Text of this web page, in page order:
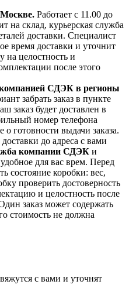
Москве. Работает с 11.00 до
на склад, курьерская служба
доставки. Специалист
время доставки и уточнит
на целостность и
после этого
СДЭК в регионы
забрать заказ в пункте
заказ будет доставлен в
номер телефона
о готовности выдачи заказа.
до адреса с вами
компании СДЭК и
для вас врем. Перед
состояние коробки: вес,
проверить достоверность
и целостность после
заказ может содержать
стоимость не должна
с вами и уточнят